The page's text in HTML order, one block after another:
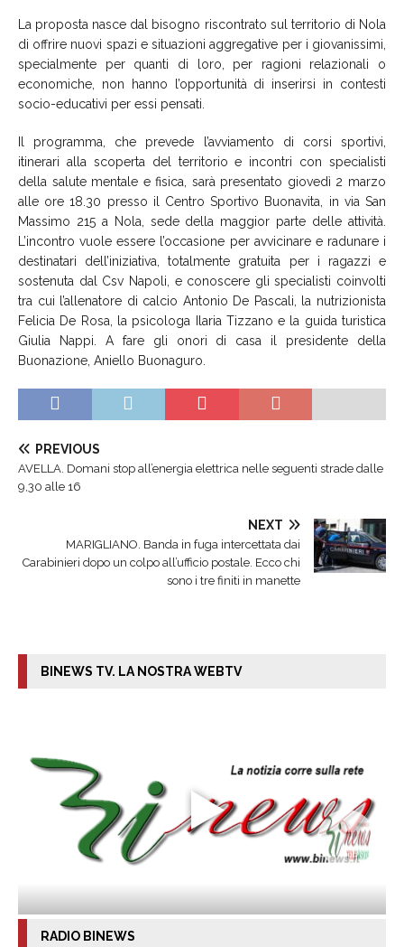
La proposta nasce dal bisogno riscontrato sul territorio di Nola
di offrire nuovi spazi e situazioni aggregative per i giovanissimi,
specialmente per quanti di loro, per ragioni relazionali o
economiche, non hanno l’opportunità di inserirsi in contesti
socio-educativi per essi pensati.
Il programma, che prevede l’avviamento di corsi sportivi,
itinerari alla scoperta del territorio e incontri con specialisti
della salute mentale e fisica, sarà presentato giovedì 2 marzo
alle ore 18.30 presso il Centro Sportivo Buonavita, in via San
Massimo 215 a Nola, sede della maggior parte delle attività.
L’incontro vuole essere l’occasione per avvicinare e radunare i
destinatari dell’iniziativa, totalmente gratuita per i ragazzi e
sostenuta dal Csv Napoli, e conoscere gli specialisti coinvolti
tra cui l’allenatore di calcio Antonio De Pascali, la nutrizionista
Felicia De Rosa, la psicologa Ilaria Tizzano e la guida turistica
Giulia Nappi. A fare gli onori di casa il presidente della
Buonazione, Aniello Buonaguro.
PREVIOUS
AVELLA. Domani stop all’energia elettrica nelle seguenti strade dalle
9,30 alle 16
NEXT
MARIGLIANO. Banda in fuga intercettata dai
Carabinieri dopo un colpo all’ufficio postale. Ecco chi
sono i tre finiti in manette
BINEWS TV. LA NOSTRA WEBTV
RADIO BINEWS